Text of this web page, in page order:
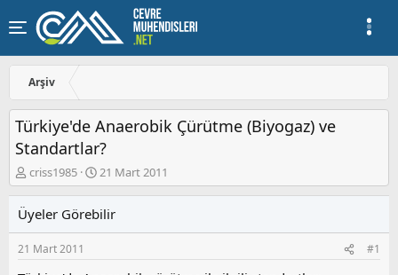
Arşiv
Türkiye'de Anaerobik Çürütme (Biyogaz) ve
Standartlar?
K
o
u
y
u
criss1985
B
a
l
a
21 Mart 2011
Üyeler Görebilir
21 Mart 2011 #1